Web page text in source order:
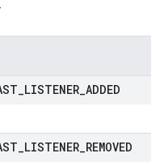
LISTENER ADDED
LISTENER REMOVED